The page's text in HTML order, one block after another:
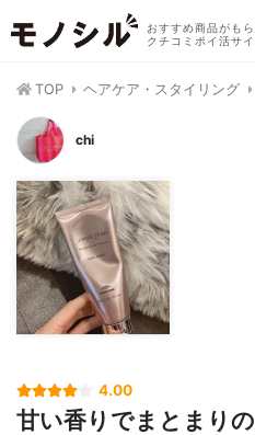
おすすめ商品がも
クチコミポイ活サイ
TOP ヘアケア・スタイリング
chi
4.00
甘い香りでまとまり